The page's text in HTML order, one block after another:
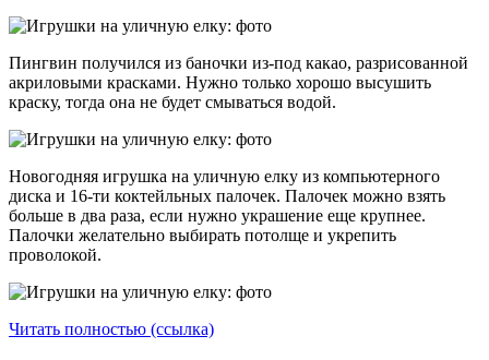
Пингвин получился из баночки из-под какао, разрисованной
акриловыми красками. Нужно только хорошо высушить
краску, тогда она не будет смываться водой.
Новогодняя игрушка на уличную елку из компьютерного
диска и 16-ти коктейльных палочек. Палочек можно взять
больше в два раза, если нужно украшение еще крупнее.
Палочки желательно выбирать потолще и укрепить
проволокой.
Читать полностью (ссылка)